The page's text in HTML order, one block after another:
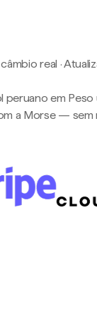
câmbio real ·
peruano em Peso
a Morse — sem